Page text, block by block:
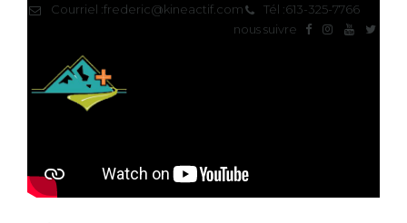
Courriel :frederic@kineactif.com Tél :613-325-7766
nous suivre